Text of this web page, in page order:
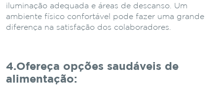
iluminação adequada e áreas de descanso. Um
ambiente físico confortável pode fazer uma grande
diferença na satisfação dos colaboradores.
4.Ofereça opções saudáveis de
alimentação: